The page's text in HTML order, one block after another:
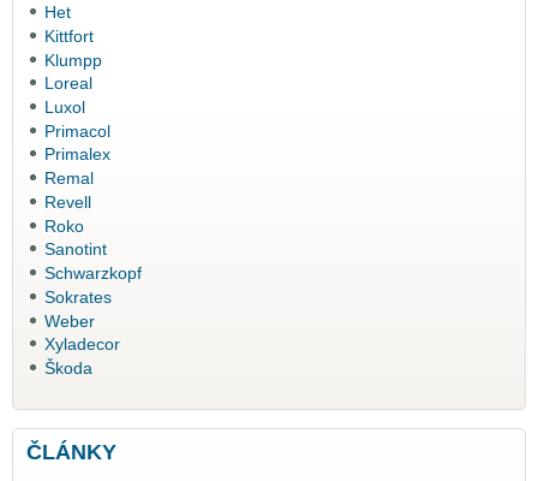
Het
Kittfort
Klumpp
Loreal
Luxol
Primacol
Primalex
Remal
Revell
Roko
Sanotint
Schwarzkopf
Sokrates
Weber
Xyladecor
Škoda
ČLÁNKY